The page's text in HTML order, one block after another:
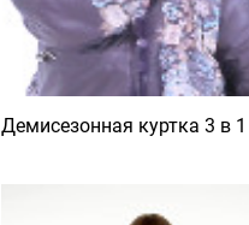
Демисезонная куртка 3 в 1